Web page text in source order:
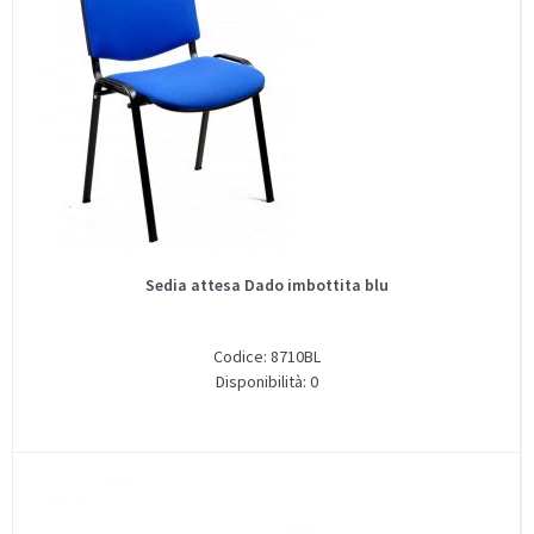
Sedia attesa Dado imbottita blu
Codice: 8710BL
Disponibilità: 0